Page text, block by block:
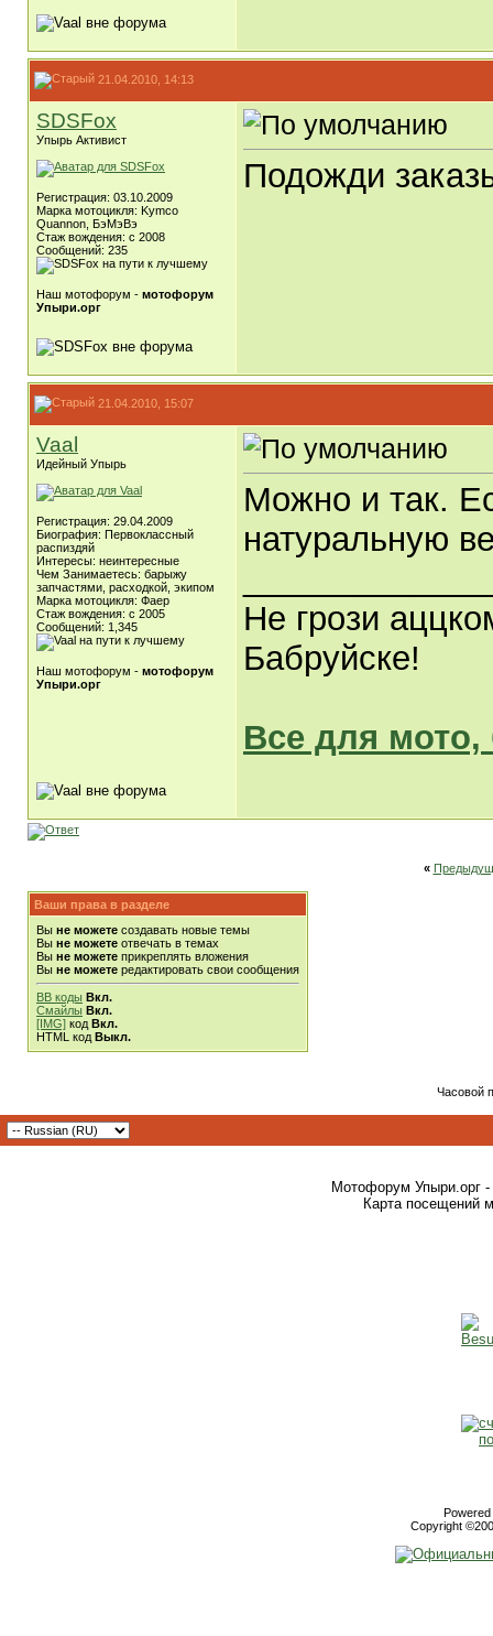
21.04.2010, 14:13
SDSFox
Упырь Активист
Регистрация: 03.10.2009
Марка мотоцикля: Kymco
Quannon, БэМэВэ
Стаж вождения: c 2008
Сообщений: 235
Наш мотофорум - мотофорум
Упыри.орг
Подожди
21.04.2010, 15:07
Vaal
Идейный Упырь
Регистрация: 29.04.2009
Биография: Первоклассный
распиздяй
Интересы: неинтересные
Чем Занимаетесь: барыжу
запчастями, расходкой, экипом
Марка мотоцикля: Фаер
Стаж вождения: с 2005
Сообщений: 1,345
Наш мотофорум - мотофорум
Упыри.орг
Можно и так.
натуральную
Не грози
Бабруйске!
Все для мото,
«
Ваши права в разделе
Вы не можете создавать новые темы
Вы не можете отвечать в темах
Вы не можете прикреплять вложения
Вы не можете редактировать свои сообщения
BB коды Вкл.
Смайлы Вкл.
[IMG] код Вкл.
HTML код Выкл.
Часовой
Мотофорум Упыри.орг -
Карта посещений
Copyright